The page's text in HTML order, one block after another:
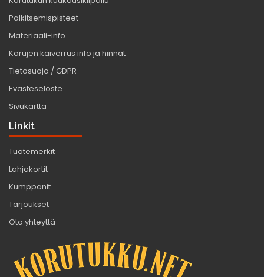
Palkitsemispisteet
Materiaali-info
Korujen kaiverrus info ja hinnat
Tietosuoja / GDPR
Evästeseloste
Sivukartta
Linkit
Tuotemerkit
Lahjakortit
Kumppanit
Tarjoukset
Ota yhteyttä